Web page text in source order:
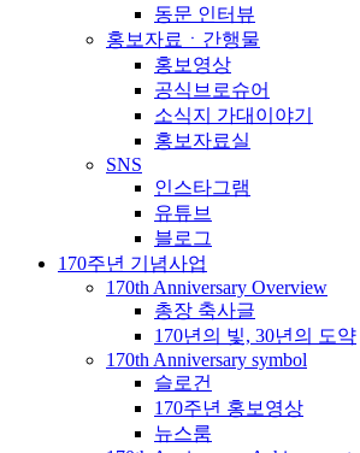
동문 인터뷰
홍보자료ㆍ간행물
홍보영상
공식브로슈어
소식지 가대이야기
홍보자료실
SNS
인스타그램
유튜브
블로그
170주년 기념사업
170th Anniversary Overview
총장 축사글
170년의 빛, 30년의 도약
170th Anniversary symbol
슬로건
170주년 홍보영상
뉴스룸